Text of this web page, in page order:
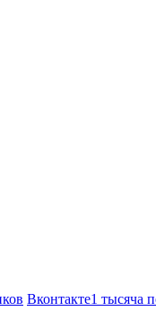
Вконтакте1 тысяча